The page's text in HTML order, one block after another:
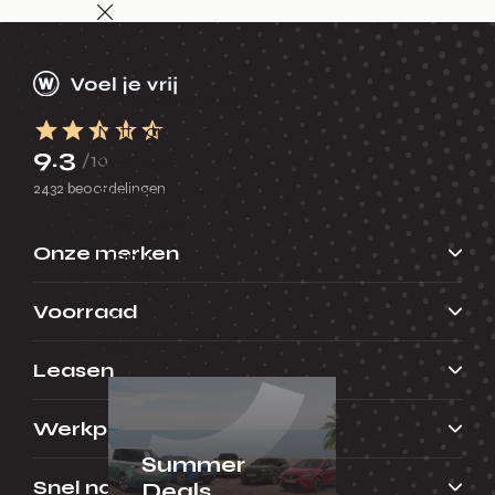
Full operational lease
Netto operational lease
Shortlease
Business Deals
Menu
Terug
Summer
9.3 /10
2432 beoordelingen
Onze merken
Voorraad
Leasen
Werkplaats
Snel naar